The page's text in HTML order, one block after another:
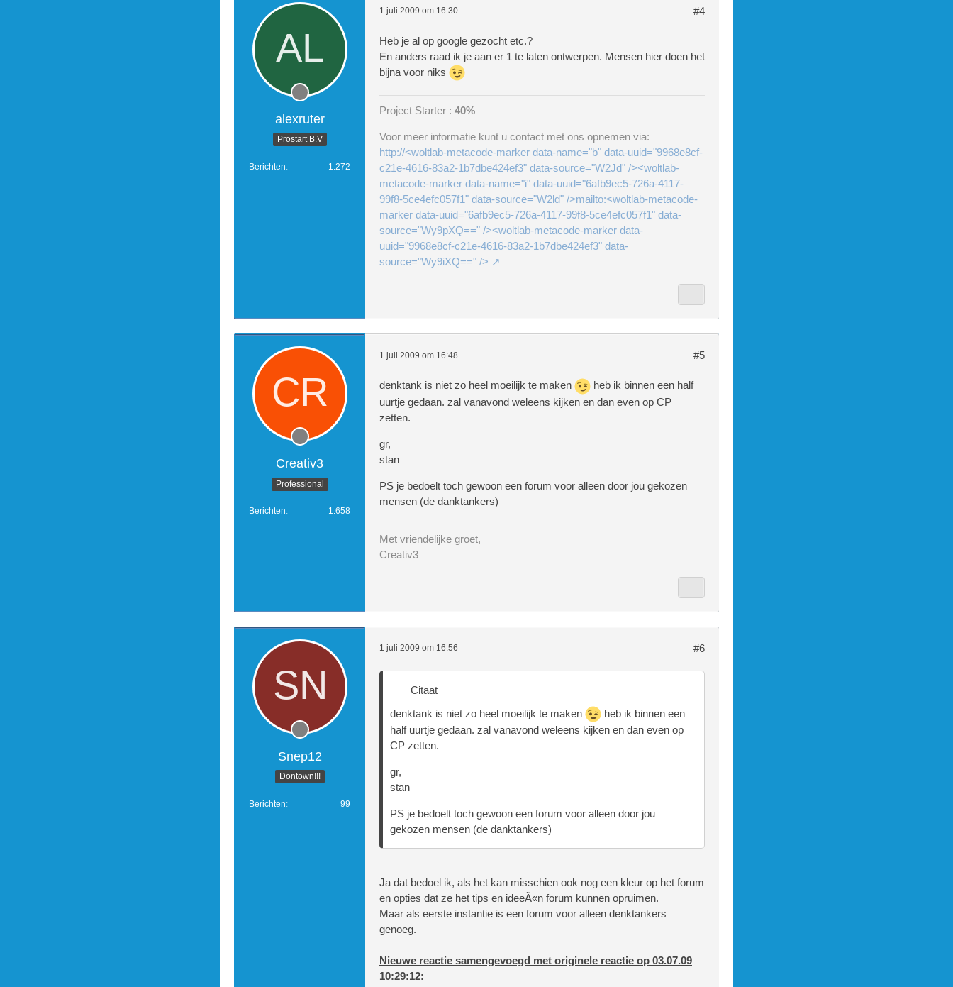
alexruter
Prostart B.V
Berichten 1.272
1 juli 2009 om 16:30 #4
Heb je al op google gezocht etc.?
En anders raad ik je aan er 1 te laten ontwerpen. Mensen hier doen het
bijna voor niks
Project Starter : 40%
Voor meer informatie kunt u contact met ons opnemen via:
http://<woltlab-metacode-marker data-name="b" data-uuid="9968e8cf-
c21e-4616-83a2-1b7dbe424ef3" data-source="W2Jd" /><woltlab-
metacode-marker data-name="i" data-uuid="6afb9ec5-726a-4117-
99f8-5ce4efc057f1" data-source="W2ld" />mailto:<woltlab-metacode-
marker data-uuid="6afb9ec5-726a-4117-99f8-5ce4efc057f1" data-
source="Wy9pXQ==" /><woltlab-metacode-marker data-
uuid="9968e8cf-c21e-4616-83a2-1b7dbe424ef3" data-
source="Wy9iXQ==" />
Creativ3
Professional
Berichten 1.658
1 juli 2009 om 16:48 #5
denktank is niet zo heel moeilijk te maken
heb ik binnen een half
uurtje gedaan. zal vanavond weleens kijken en dan even op CP
zetten.
gr,
stan
PS je bedoelt toch gewoon een forum voor alleen door jou gekozen
mensen (de danktankers)
Met vriendelijke groet,
Creativ3
Snep12
Dontown!!!
Berichten 99
1 juli 2009 om 16:56 #6
Citaat
denktank is niet zo heel moeilijk te maken
heb ik binnen een
half uurtje gedaan. zal vanavond weleens kijken en dan even op
CP zetten.
gr,
stan
PS je bedoelt toch gewoon een forum voor alleen door jou
gekozen mensen (de danktankers)
Ja dat bedoel ik, als het kan misschien ook nog een kleur op het forum
en opties dat ze het tips en ideeÃ«n forum kunnen opruimen.
Maar als eerste instantie is een forum voor alleen denktankers
genoeg.
Nieuwe reactie samengevoegd met originele reactie op 03.07.09
10:29:12: